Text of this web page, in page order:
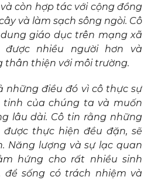
còn hợp tác với cộng đồng
và làm sạch sông ngòi. Cô
giáo dục trên mạng xã
nhiều người hơn và
thân thiện với môi trường.
những điều đó vì cô thực sự
của chúng ta và muốn
lâu dài. Cô tin rằng những
thực hiện đều đặn, sẽ
Năng lượng và sự lạc quan
hứng cho rất nhiều sinh
để sống có trách nhiệm và